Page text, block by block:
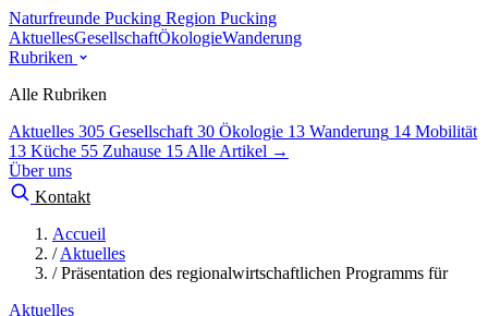
Naturfreunde Pucking Region Pucking
AktuellesGesellschaftÖkologieWanderung
Rubriken
Alle Rubriken
Aktuelles 305 Gesellschaft 30 Ökologie 13 Wanderung 14 Mobilität
13 Küche 55 Zuhause 15 Alle Artikel →
Über uns
Kontakt
Accueil
/ Aktuelles
/ Präsentation des regionalwirtschaftlichen Programms für
Aktuelles